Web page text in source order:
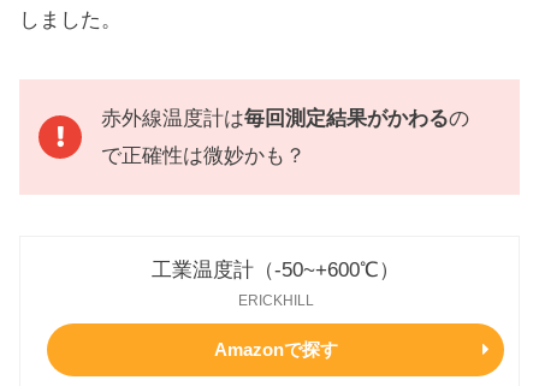
薪ストーブの横窓を見やすい
デメリット
薪ストーブ奥側のスペースを使いにく
い…（デッドスペースができやすい）
しました。
赤外線温度計は毎回測定結果がかわるの
で正確性は微妙かも？
工業温度計（-50~+600℃）
ERICKHILL
Amazonで探す